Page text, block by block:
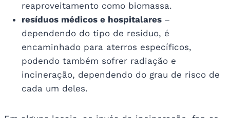
reaproveitamento como biomassa.
resíduos médicos e hospitalares –
dependendo do tipo de resíduo, é
encaminhado para aterros específicos,
podendo também sofrer radiação e
incineração, dependendo do grau de risco de
cada um deles.